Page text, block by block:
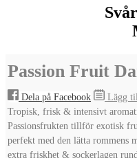
Passion Fruit
Dela på Facebook
Lägg
Tropisk, frisk & intensivt
Passionsfrukten tillför exotisk
perfekt med den lätta rommens
extra friskhet & sockerlagen